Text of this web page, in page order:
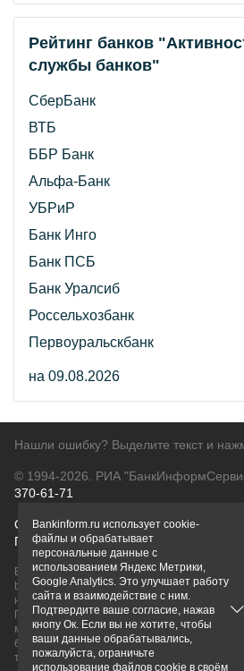
Рейтинг банков
службы банков"
СберБанк
ВТБ
ББР Банк
Альфа-Банк
УБРиР
Банк Инго
Банк ПСБ
Банк Уралсиб
Россельхозбанк
Первоуральскбанк
на 09.08.2026
Нашли ошибку? Выделите текст и
© 1994-2026. РИА
370-61-71
О проектеПолитика
Правовая информацияДля
Вся информация о продуктах банков,
bankinform.ru, носит исключительно
не является публичной офертой,
ГК РФ. Информация не содержит точного и
может быть изменена. Конечные условия
банков или при личном обращении.
товарные знаки принадлежит их
Bankinform.ru использует cookie-
файлы и обрабатывает
персональные данные с
использованием Яндекс Метрики,
Google Analytics. Это улучшает работу
сайта и взаимодействие с ним.
Подтвердите ваше согласие, нажав
кнопу Ок. Если вы не хотите, чтобы
ваши данные обрабатывались,
пожалуйста, ограничьте
использование файлов cookie в своём